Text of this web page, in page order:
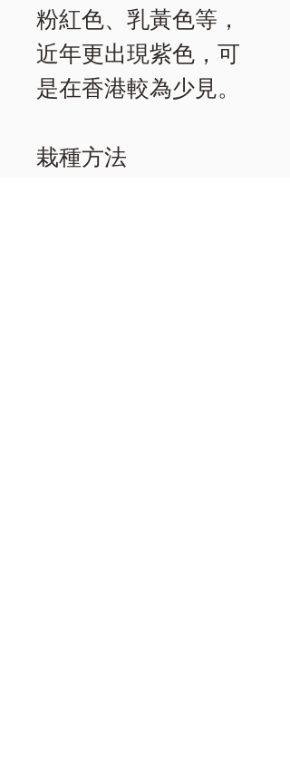
粉紅色、乳黃色等，
近年更出現紫色，可
是在香港較為少見。
栽種方法